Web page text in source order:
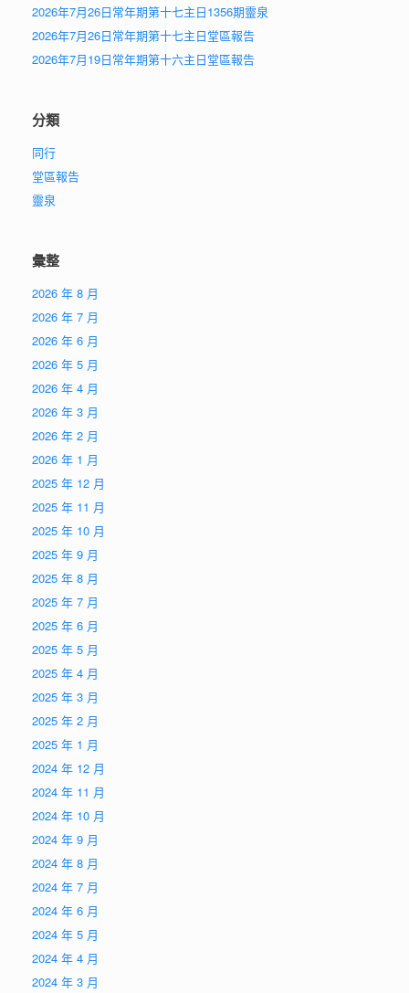
2026年7月26日常年期第十七主日1356期靈泉
2026年7月26日常年期第十七主日堂區報告
2026年7月19日常年期第十六主日堂區報告
分類
同行
堂區報告
靈泉
彙整
2026 年 8 月
2026 年 7 月
2026 年 6 月
2026 年 5 月
2026 年 4 月
2026 年 3 月
2026 年 2 月
2026 年 1 月
2025 年 12 月
2025 年 11 月
2025 年 10 月
2025 年 9 月
2025 年 8 月
2025 年 7 月
2025 年 6 月
2025 年 5 月
2025 年 4 月
2025 年 3 月
2025 年 2 月
2025 年 1 月
2024 年 12 月
2024 年 11 月
2024 年 10 月
2024 年 9 月
2024 年 8 月
2024 年 7 月
2024 年 6 月
2024 年 5 月
2024 年 4 月
2024 年 3 月